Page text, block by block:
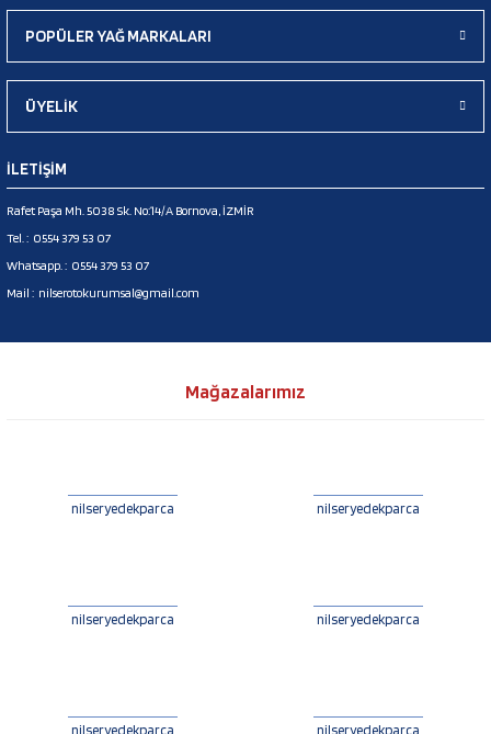
POPÜLER YAĞ MARKALARI
ÜYELİK
İLETİŞİM
Rafet Paşa Mh. 5038 Sk. No:14/A Bornova, İZMİR
Tel. : 0554 379 53 07
Whatsapp. : 0554 379 53 07
Mail : nilserotokurumsal@gmail.com
Mağazalarımız
nilseryedekparca nilseryedekparca
nilseryedekparca nilseryedekparca
nilseryedekparca nilseryedekparca